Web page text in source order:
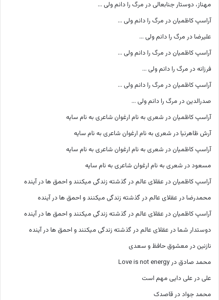
مهناز، دوستار جنابعالی در مرگ را دانم ولی …
آراسپ کاظمیان در مرگ را دانم ولی …
علیرضا در مرگ را دانم ولی …
آراسپ کاظمیان در مرگ را دانم ولی …
فرزانه در مرگ را دانم ولی …
آراسپ کاظمیان در مرگ را دانم ولی …
صدرالدین در مرگ را دانم ولی …
آراسپ کاظمیان در شعری به نام ارغوان شاعری به نام سایه
آرش ظاهرنیا در شعری به نام ارغوان شاعری به نام سایه
آراسپ کاظمیان در شعری به نام ارغوان شاعری به نام سایه
مسعود در شعری به نام ارغوان شاعری به نام سایه
آراسپ کاظمیان در عقلای عالم در گذشته زندگی میکنند و احمق ها در آینده
محمدرضا در عقلای عالم در گذشته زندگی میکنند و احمق ها در آینده
آراسپ کاظمیان در عقلای عالم در گذشته زندگی میکنند و احمق ها در آینده
دوستدار شما در عقلای عالم در گذشته زندگی میکنند و احمق ها در آینده
نازنین در معشوق حافظ و سعدی
محمد صادق در Love is not energy
علی در علی دایی مهم است
محمد جواد در قاصدک